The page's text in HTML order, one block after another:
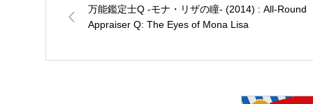
万能鑑定士Q -モナ・リザの瞳- (2014) : All-Round
Appraiser Q: The Eyes of Mona Lisa